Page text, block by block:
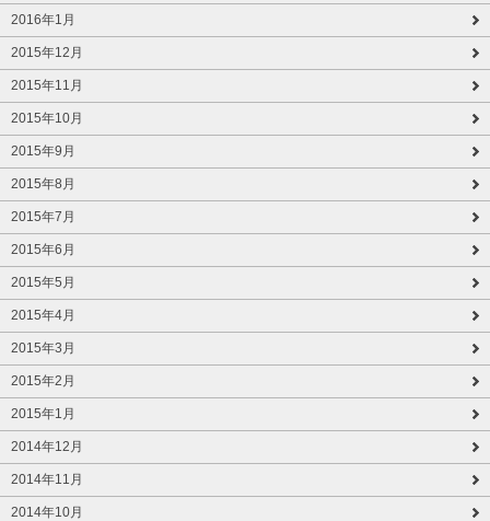
2016年1月
2015年12月
2015年11月
2015年10月
2015年9月
2015年8月
2015年7月
2015年6月
2015年5月
2015年4月
2015年3月
2015年2月
2015年1月
2014年12月
2014年11月
2014年10月